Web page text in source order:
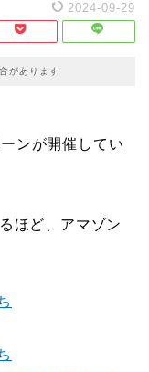
2024-09-29
があります
ンが開催してい
ほど、アマゾン